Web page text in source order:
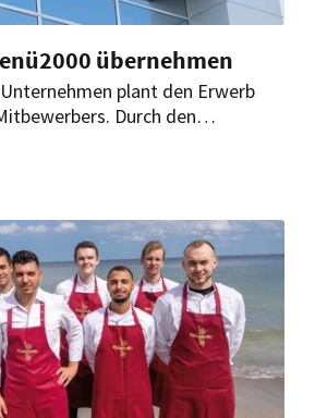
übernehmen
plant den Erwerb
Durch den
würde Sodexo um rund 250